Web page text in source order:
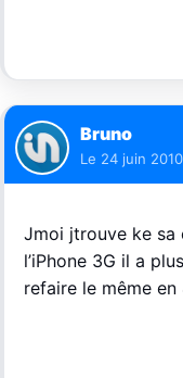
Bruno
Le 24 juin
Jmoi jtrouve ke sa
l’iPhone 3G il a
refaire le même en